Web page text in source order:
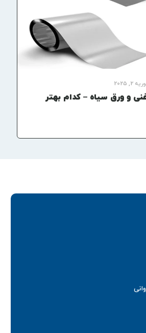
2, 2025
و ورق سیاه – کدام بهتر